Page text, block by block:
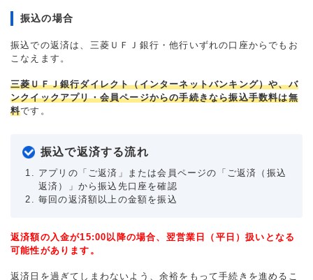
振込の場合
振込での返済は、三菱ＵＦＪ銀行・他行いずれの口座からでもお
こなえます。
三菱ＵＦＪ銀行ダイレクト（インターネットバンキング）や、バ
ンクイックアプリ・会員ページからの手続きなら振込手数料は無
料です。
振込で返済する流れ
アプリの「ご返済」または会員ページの「ご返済（振込
返済）」から振込先口座を確認
毎回の返済額以上の金額を振込
返済額の入金が15:00以降の場合、翌営業日（平日）扱いとなる
可能性があります。
返済日を過ぎてしまわないよう、余裕をもって手続きを進めるこ